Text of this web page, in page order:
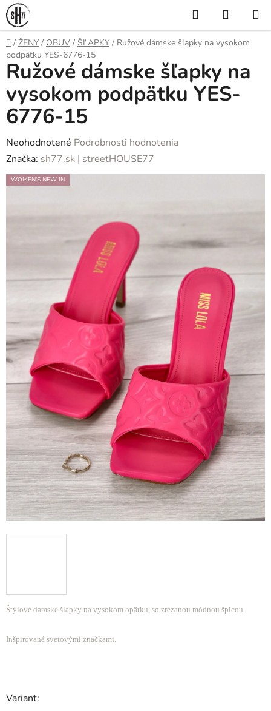
Prejsť
na
obsah
Hľadať
KOŠÍK
Domov
/ ŽENY / OBUV / ŠĽAPKY / Ružové dámske šľapky na vysokom
podpätku YES-6776-15
Štýlové dámske šlapky na vysokom opätku, so zrezanou módnou špicou.
Inšpirované svetovými značkami.
Variant:
Ružové dámske šľapky na
vysokom podpätku YES-
6776-15
Priemerné
hodnotenie
produktu
Neohodnotené Podrobnosti hodnotenia
Značka: sh77.sk | streetHOUSE77
WOMEN'S NEW IN